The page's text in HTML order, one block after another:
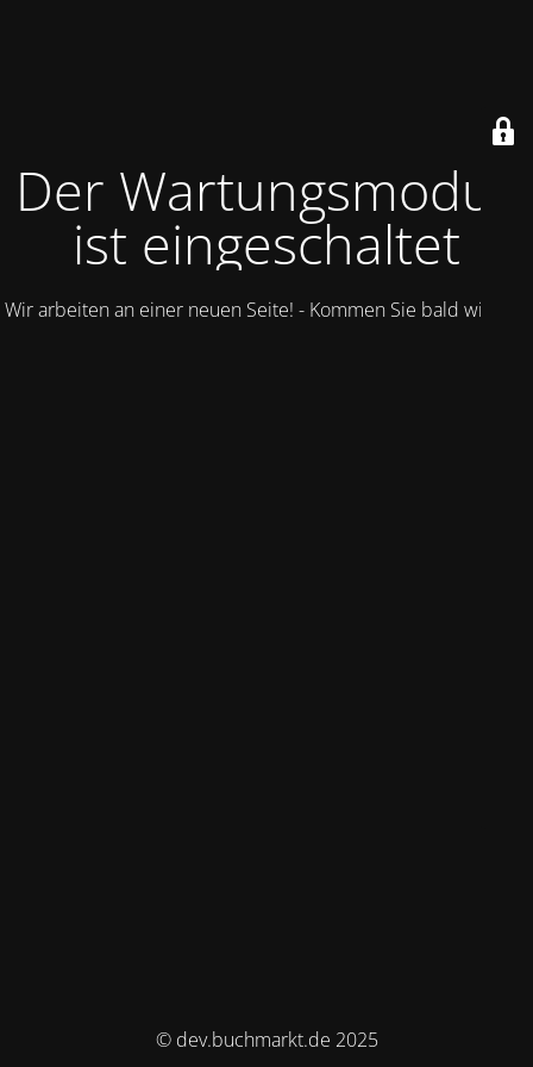
Der Wartungsmodus
ist eingeschaltet
Wir arbeiten an einer neuen Seite! - Kommen Sie bald wieder.
© dev.buchmarkt.de 2025